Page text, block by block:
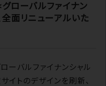
ローバルファイナン
面リニューアルいた
バルファイナンシャル
イトのデザインを刷新、